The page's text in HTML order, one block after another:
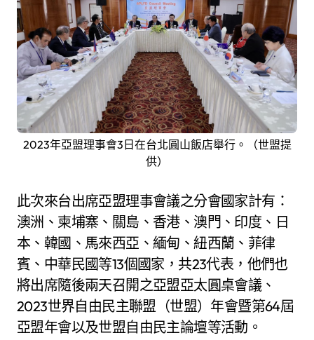
2023年亞盟理事會3日在台北圓山飯店舉行。（世盟提
供）
此次來台出席亞盟理事會議之分會國家計有：
澳洲、柬埔寨、關島、香港、澳門、印度、日
本、韓國、馬來西亞、緬甸、紐西蘭、菲律
賓、中華民國等13個國家，共23代表，他們也
將出席隨後兩天召開之亞盟亞太圓桌會議、
2023世界自由民主聯盟（世盟）年會暨第64屆
亞盟年會以及世盟自由民主論壇等活動。